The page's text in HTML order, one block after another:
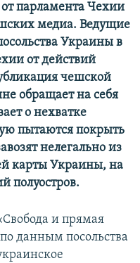
от парламента Чехии
медиа. Ведущие
Украины в
от действий
чешской
обращает на себя
о нехватке
пытаются покрыть
нелегально из
карты Украины, на
полуостров.
и прямая
данным посольства